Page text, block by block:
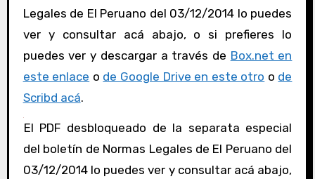
Legales de El Peruano del 03/12/2014 lo puedes
ver y consultar acá abajo, o si prefieres lo
puedes ver y descargar a través de Box.net en
este enlace o de Google Drive en este otro o de
Scribd acá.
El PDF desbloqueado de la separata especial
del boletín de Normas Legales de El Peruano del
03/12/2014 lo puedes ver y consultar acá abajo,